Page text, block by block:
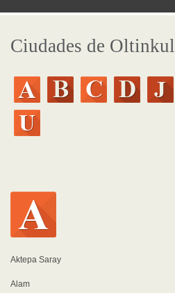
Ciudades de Oltinkul
Aktepa Saray
Alam